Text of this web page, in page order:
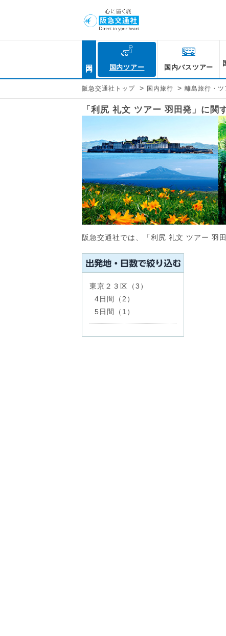
国内ツアー 国内バスツアー
阪急交通社トップ > 国内旅行 > 離島旅行・ツ
「利尻 礼文 ツアー 羽田発」に関
阪急交通社では、「利尻 礼文 ツアー 羽
東京２３区（3）
4日間（2）
5日間（1）